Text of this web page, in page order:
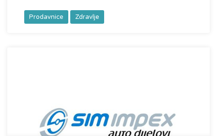
Prodavnice Zdravlje